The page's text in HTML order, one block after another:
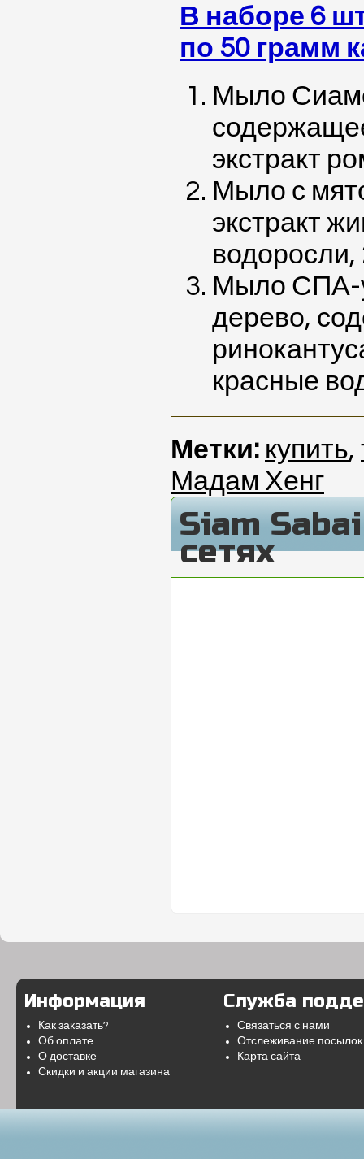
В наборе 6
по 50 грамм
Мыло
экстракт
Мыло с
экстракт
водоросли,
Мыло СПА-
дерево,
красные
Метки: купить,
Мадам Хенг
Siam
сетях
Информация
Как заказать?
Об оплате
О доставке
Скидки и акции магазина
Служба
Связаться с нами
Отслеживание посылок
Карта сайта